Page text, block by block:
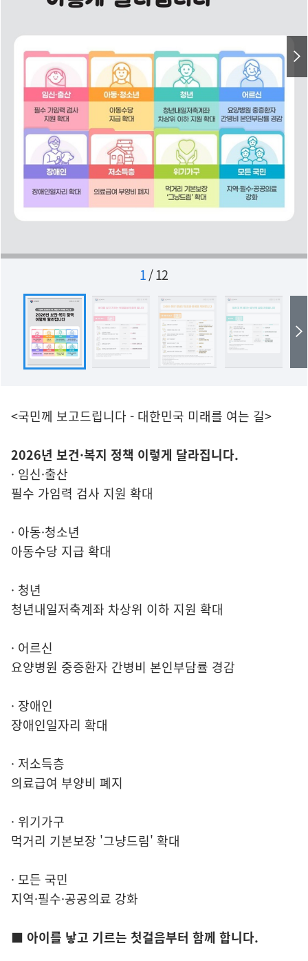
1/12
<국민께 보고드립니다 - 대한민국 미래를 여는 길>
2026년 보건·복지 정책 이렇게 달라집니다.
· 임신·출산
필수 가임력 검사 지원 확대
· 아동·청소년
아동수당 지급 확대
· 청년
청년내일저축계좌 차상위 이하 지원 확대
· 어르신
요양병원 중증환자 간병비 본인부담률 경감
· 장애인
장애인일자리 확대
· 저소득층
의료급여 부양비 폐지
· 위기가구
먹거리 기본보장 '그냥드림' 확대
· 모든 국민
지역·필수·공공의료 강화
■ 아이를 낳고 기르는 첫걸음부터 함께 합니다.